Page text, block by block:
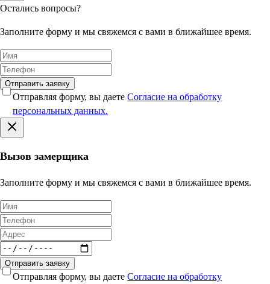
Остались вопросы?
Заполните форму и мы свяжемся с вами в ближайшее время.
Отправить заявку
Отправляя форму, вы даетеСогласие на обработку
персональных данных.
Вызов замерщика
Заполните форму и мы свяжемся с вами в ближайшее время.
Отправить заявку
Отправляя форму, вы даетеСогласие на обработку